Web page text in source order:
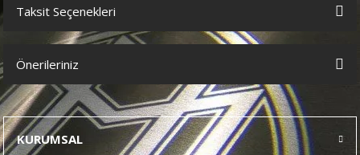
Bu ürüne ilk yorumu siz yapın!
Taksit Seçenekleri
Önerileriniz
Bu ürünün fiyat bilgisi, resim, ürün açıklamalarında ve diğer
konularda yetersiz gördüğünüz noktaları öneri formunu kullanarak
tarafımıza iletebilirsiniz.
Görüş ve önerileriniz için teşekkür ederiz.
KURUMSAL